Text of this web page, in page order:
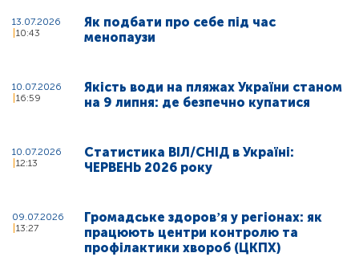
13.07.2026
10:43
Як подбати про себе під час
менопаузи
10.07.2026
16:59
Якість води на пляжах України станом
на 9 липня: де безпечно купатися
10.07.2026
12:13
Статистика ВІЛ/СНІД в Україні:
ЧЕРВЕНЬ 2026 року
09.07.2026
13:27
Громадське здоровʼя у регіонах: як
працюють центри контролю та
профілактики хвороб (ЦКПХ)